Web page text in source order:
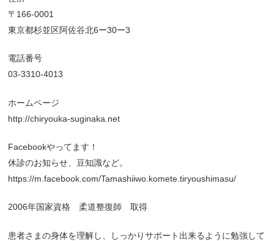
〒166-0001
東京都杉並区阿佐谷北6ー30ー3
電話番号
03-3310-4013
ホームページ
http://chiryouka-suginaka.net
Facebookやってます！
休診のお知らせ、豆知識など。
https://m.facebook.com/Tamashiiwo.komete.tiryoushimasu/
2006年国家資格 柔道整復師 取得
患者さまの身体を理解し、しっかりサポート出来るように勉強して